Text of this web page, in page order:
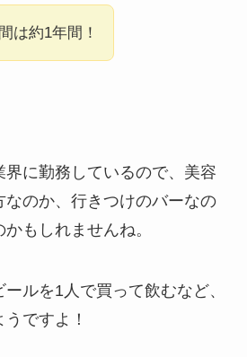
は約1年間！
界に勤務しているので、美容
なのか、行きつけのバーなの
もしれませんね。
ルを1人で買って飲むなど、
ですよ！